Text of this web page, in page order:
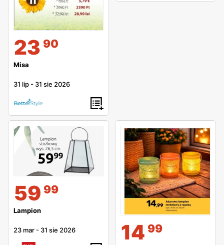
23 90
Misa
31 lip - 31 sie 2026
59 99
Lampion
23 mar - 31 sie 2026 14 99